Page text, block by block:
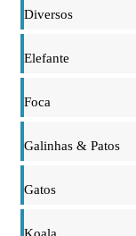
Diversos
Elefante
Foca
Galinhas & Patos
Gatos
Koala